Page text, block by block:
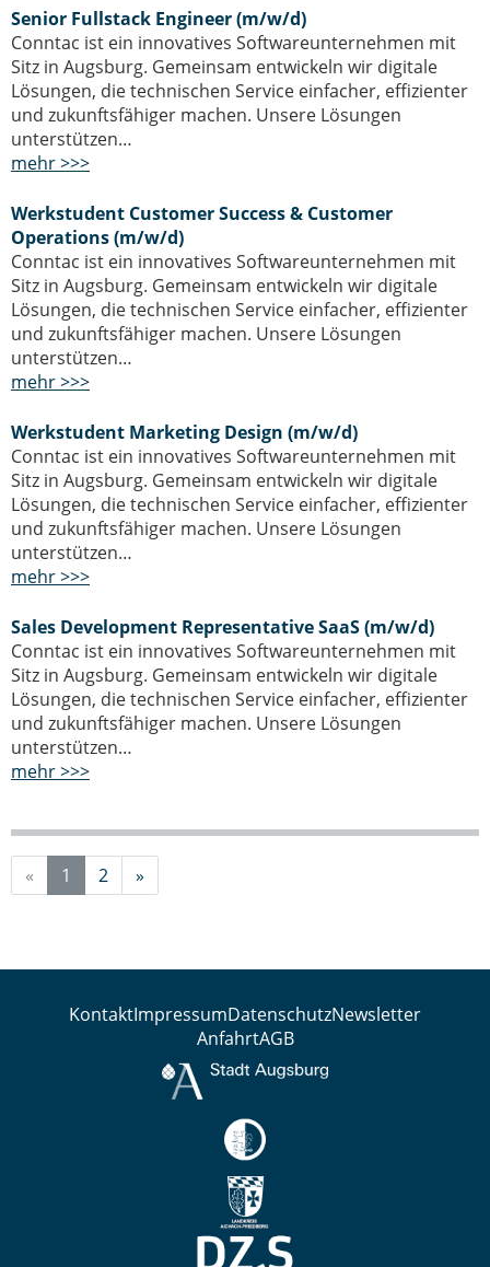
Senior Fullstack Engineer (m/w/d)
Conntac ist ein innovatives Softwareunternehmen mit
Sitz in Augsburg. Gemeinsam entwickeln wir digitale
Lösungen, die technischen Service einfacher, effizienter
und zukunftsfähiger machen. Unsere Lösungen
unterstützen…
mehr >>>
Werkstudent Customer Success & Customer
Operations (m/w/d)
Conntac ist ein innovatives Softwareunternehmen mit
Sitz in Augsburg. Gemeinsam entwickeln wir digitale
Lösungen, die technischen Service einfacher, effizienter
und zukunftsfähiger machen. Unsere Lösungen
unterstützen…
mehr >>>
Werkstudent Marketing Design (m/w/d)
Conntac ist ein innovatives Softwareunternehmen mit
Sitz in Augsburg. Gemeinsam entwickeln wir digitale
Lösungen, die technischen Service einfacher, effizienter
und zukunftsfähiger machen. Unsere Lösungen
unterstützen…
mehr >>>
Sales Development Representative SaaS (m/w/d)
Conntac ist ein innovatives Softwareunternehmen mit
Sitz in Augsburg. Gemeinsam entwickeln wir digitale
Lösungen, die technischen Service einfacher, effizienter
und zukunftsfähiger machen. Unsere Lösungen
unterstützen…
mehr >>>
« 1 2 »
KontaktImpressumDatenschutzNewsletter
AnfahrtAGB